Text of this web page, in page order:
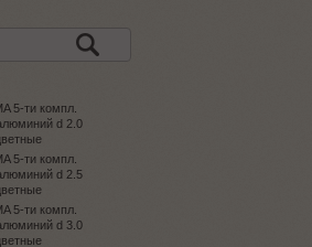
5-ти компл.
d 2.0
5-ти компл.
d 2.5
5-ти компл.
d 3.0